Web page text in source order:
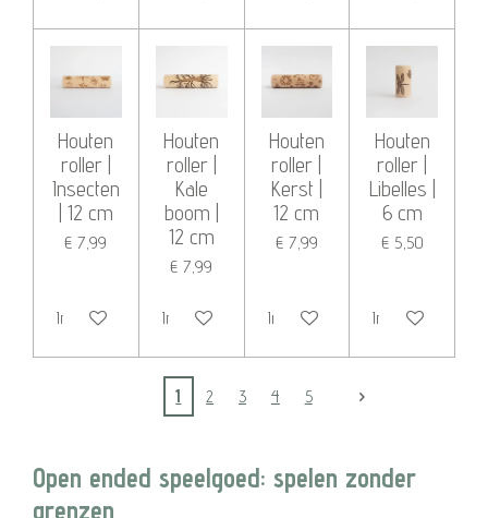
Houten
roller |
Insecten
| 12 cm
€ 7,99
In winkelwagen
Houten
roller |
Kale
boom |
12 cm
€ 7,99
In winkelwagen
Houten
roller |
Kerst |
12 cm
€ 7,99
In winkelwagen
Houten
roller |
Libelles |
6 cm
€ 5,50
In winkelwagen
1 2 3 4 5
Open ended speelgoed: spelen zonder
grenzen